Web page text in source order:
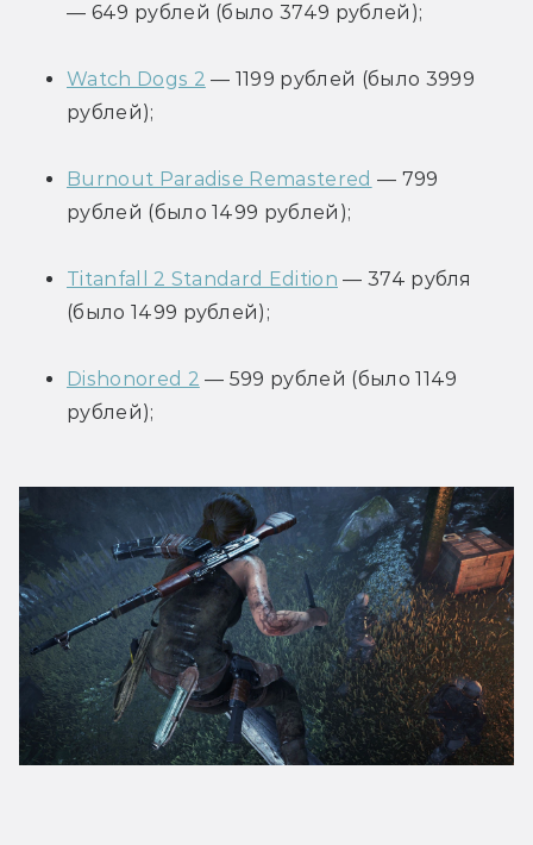
— 649 рублей (было 3749 рублей);
Watch Dogs 2 — 1199 рублей (было 3999
рублей);
Burnout Paradise Remastered — 799
рублей (было 1499 рублей);
Titanfall 2 Standard Edition — 374 рубля
(было 1499 рублей);
Dishonored 2 — 599 рублей (было 1149
рублей);